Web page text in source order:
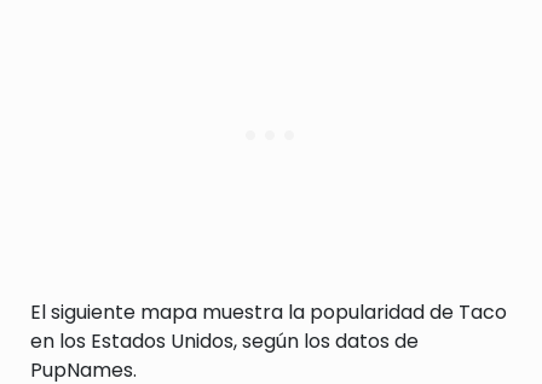
El siguiente mapa muestra la popularidad de Taco
en los Estados Unidos, según los datos de
PupNames.